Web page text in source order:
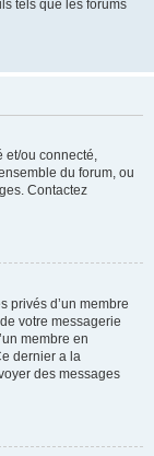
tels que les forums
et/ou connecté,
du forum, ou
Contactez
privés d’un membre
votre messagerie
membre en
dernier a la
des messages